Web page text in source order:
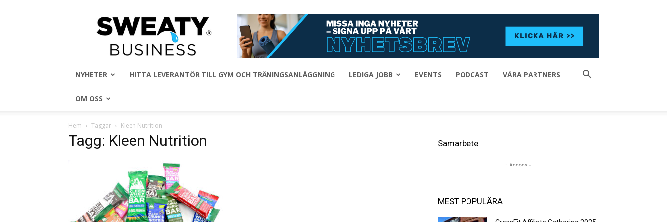
Sweaty
Business
NYHETER HITTA LEVERANTÖR TILL GYM OCH TRÄNINGSANLÄGGNING LEDIGA JOBB EVENTS PODCAST VÅRA PARTNERS
OM OSS
Hem Taggar Kleen Nutrition
Tagg: Kleen Nutrition Samarbete
- Annons -
MEST POPULÄRA